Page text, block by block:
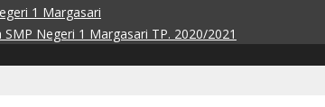
1 Margasari
SMP Negeri 1 Margasari TP. 2020/2021